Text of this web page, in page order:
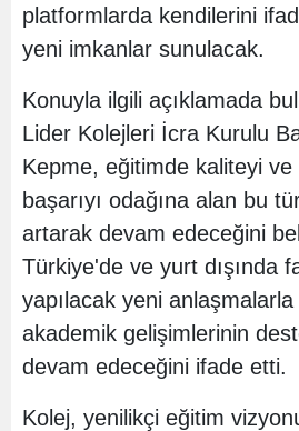
platformlarda kendilerini
yeni imkanlar sunulacak.
Konuyla ilgili açıklamada
Lider Kolejleri İcra Kurulu
Kepme, eğitimde kaliteyi
başarıyı odağına alan bu
artarak devam edeceğini
Türkiye'de ve yurt dışında
yapılacak yeni
akademik gelişimlerinin
devam edeceğini ifade etti.
Kolej, yenilikçi eğitim